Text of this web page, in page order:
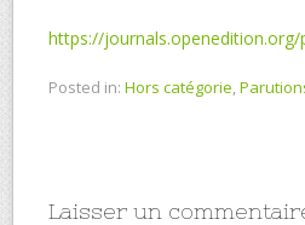
https://
Posted in: Hors catégorie,
Laisser un